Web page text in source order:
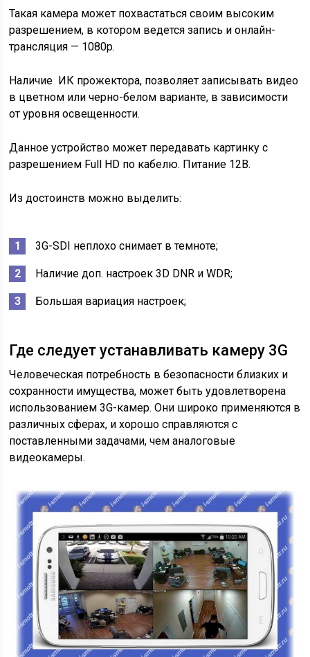
Такая камера может похвастаться своим высоким
разрешением, в котором ведется запись и онлайн-
трансляция — 1080p.
Наличие ИК прожектора, позволяет записывать видео
в цветном или черно-белом варианте, в зависимости
от уровня освещенности.
Данное устройство может передавать картинку с
разрешением Full HD по кабелю. Питание 12В.
Из достоинств можно выделить:
3G-SDI неплохо снимает в темноте;
Наличие доп. настроек 3D DNR и WDR;
Большая вариация настроек;
Где следует устанавливать камеру 3G
Человеческая потребность в безопасности близких и
сохранности имущества, может быть удовлетворена
использованием 3G-камер. Они широко применяются в
различных сферах, и хорошо справляются с
поставленными задачами, чем аналоговые
видеокамеры.